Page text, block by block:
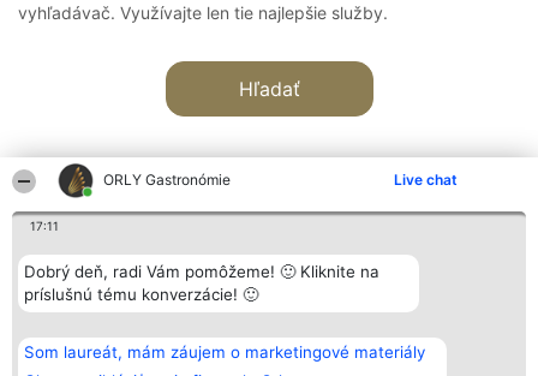
ORLY Gastronómie Live chat
17:11
Dobrý deň, radi Vám pomôžeme! 🙂 Kliknite na
príslušnú tému konverzácie! 🙂
Som laureát, mám záujem o marketingové materiály
vyhľadávač. Využívajte len tie najlepšie služby.
Hľadať
Organizátor hodnotenia
Bright Side Solutions sp. z o.
o. sp. k.
Wrocław 50-079
KRS 0000749100 | Regon
381313360 | NIP 8943132676
Hodnotenie
Laureáti
Lista
Laureatów
Podmienky
Obchodné
Kontakt
Kontakt